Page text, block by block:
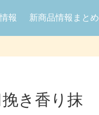
報 新商品情報まとめ
き香り抹